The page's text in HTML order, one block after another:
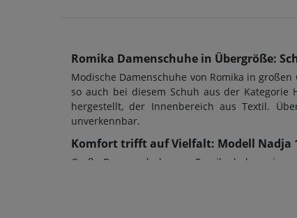
Romika Damenschuhe in Übergröße:
Modische Damenschuhe von Romika in
so auch bei diesem Schuh aus der
hergestellt, der Innenbereich aus Textil.
unverkennbar.
Komfort trifft auf Vielfalt: Modell Nadja
Große Damenschuhe von Romika haben